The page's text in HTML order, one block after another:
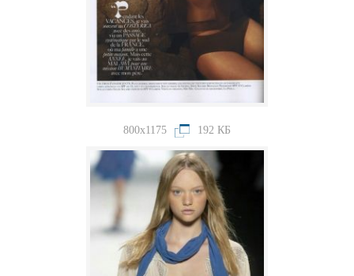
800x1175 192 КБ